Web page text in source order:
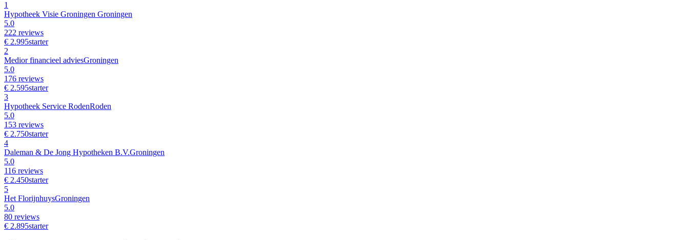
1
Hypotheek Visie Groningen Groningen
5.0
222 reviews
€ 2.995starter
2
Medior financieel adviesGroningen
5.0
176 reviews
€ 2.595starter
3
Hypotheek Service RodenRoden
5.0
153 reviews
€ 2.750starter
4
Daleman & De Jong Hypotheken B.V.Groningen
5.0
116 reviews
€ 2.450starter
5
Het FlorijnhuysGroningen
5.0
80 reviews
€ 2.895starter